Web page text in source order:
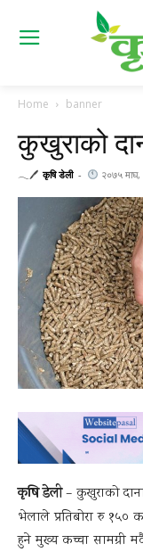
Home banner
कुखुराको
𓂃🖊 कृषि डेली - २०७५
कृषि डेली– कुखुराको
भेलाले प्रतिबोरा रु १५०
हुने मुख्य कच्चा सामग्री